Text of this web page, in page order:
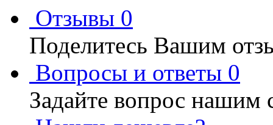
Отзывы 0
Поделитесь Вашим
Вопросы и ответы 0
Задайте вопрос нашим